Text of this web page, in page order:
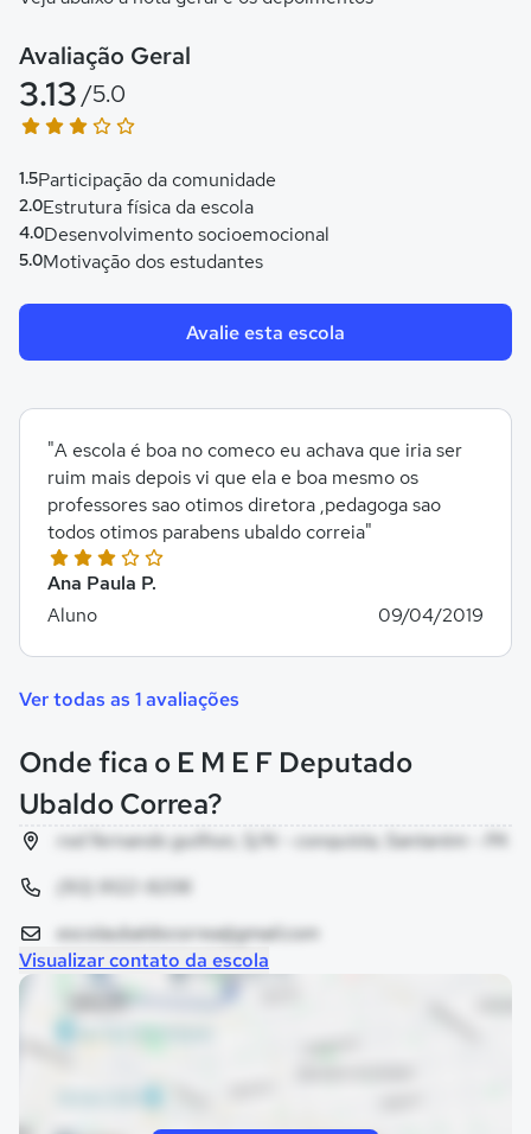
Avaliação Geral
3.13 /5.0
1.5Participação da comunidade
2.0Estrutura física da escola
4.0Desenvolvimento socioemocional
5.0Motivação dos estudantes
Avalie esta escola
Ana Paula P.
Aluno
09/04/2019
"A escola é boa no comeco eu achava que iria ser
ruim mais depois vi que ela e boa mesmo os
professores sao otimos diretora ,pedagoga sao
todos otimos parabens ubaldo correia"
Ver todas as 1 avaliações
Onde fica o E M E F Deputado
Ubaldo Correa?
rod fernando guilhon, S/N - conquista, Santarém - PA
(93) 9122-9206
escolaubaldocorrea@gmail.com
Visualizar contato da escola